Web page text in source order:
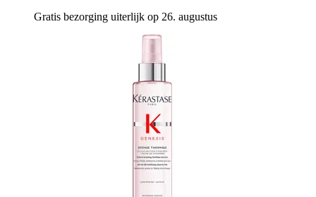
Gratis bezorging uiterlijk op 26. augustus